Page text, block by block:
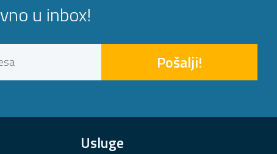
u inbox!
Pošalji!
Usluge